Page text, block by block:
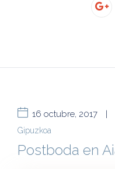
16 octubre, 2017 |
Gipuzkoa
Postboda en